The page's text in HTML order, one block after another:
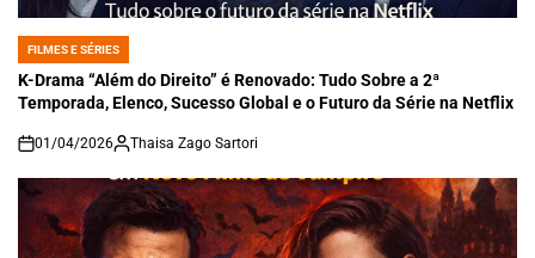
POSTED
IN
FILMES E SÉRIES
K-Drama “Além do Direito” é Renovado: Tudo Sobre a 2ª
Temporada, Elenco, Sucesso Global e o Futuro da Série na Netflix
on
01/04/2026 Thaisa Zago Sartori